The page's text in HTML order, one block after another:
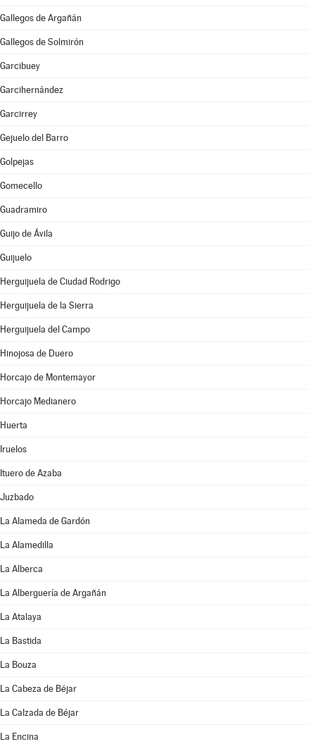
Gallegos de Argañán
Gallegos de Solmirón
Garcibuey
Garcihernández
Garcirrey
Gejuelo del Barro
Golpejas
Gomecello
Guadramiro
Guijo de Ávila
Guijuelo
Herguijuela de Ciudad Rodrigo
Herguijuela de la Sierra
Herguijuela del Campo
Hinojosa de Duero
Horcajo de Montemayor
Horcajo Medianero
Huerta
Iruelos
Ituero de Azaba
Juzbado
La Alameda de Gardón
La Alamedilla
La Alberca
La Alberguería de Argañán
La Atalaya
La Bastida
La Bouza
La Cabeza de Béjar
La Calzada de Béjar
La Encina